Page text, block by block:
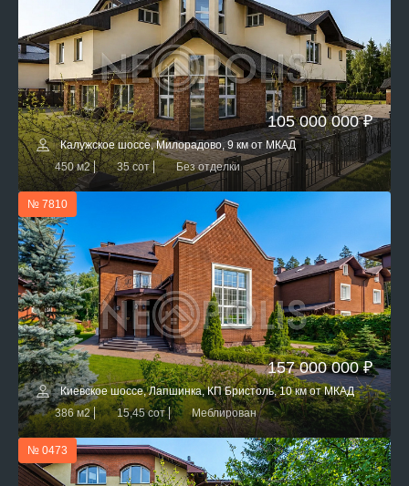
105 000 000 ₽
Калужское шоссе, Милорадово, 9 км от МКАД
450 м2
35 сот Без отделки
№ 7810
157 000 000 ₽
Киевское шоссе, Лапшинка, КП Бристоль, 10 км от МКАД
386 м2
15,45 сот Меблирован
№ 0473